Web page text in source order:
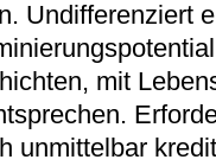
Undifferenziert
mit
unmittelbar